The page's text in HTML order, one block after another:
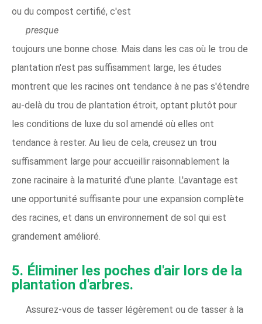
ou du compost certifié, c'est
presque
toujours une bonne chose. Mais dans les cas où le trou de
plantation n'est pas suffisamment large, les études
montrent que les racines ont tendance à ne pas s'étendre
au-delà du trou de plantation étroit, optant plutôt pour
les conditions de luxe du sol amendé où elles ont
tendance à rester. Au lieu de cela, creusez un trou
suffisamment large pour accueillir raisonnablement la
zone racinaire à la maturité d'une plante. L'avantage est
une opportunité suffisante pour une expansion complète
des racines, et dans un environnement de sol qui est
grandement amélioré.
5. Éliminer les poches d'air lors de la
plantation d'arbres.
Assurez-vous de tasser légèrement ou de tasser à la